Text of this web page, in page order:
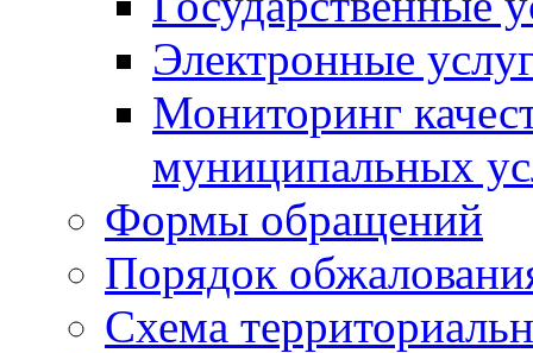
Электронные
Мониторинг
муниципальных
Формы обращений
Порядок
Схема